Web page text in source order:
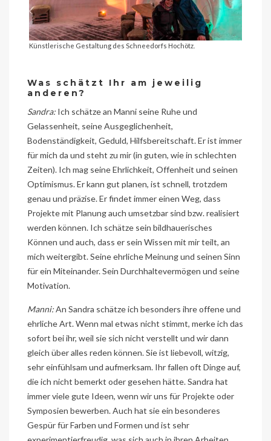
Künstlerische Gestaltung des Schneedorfs Hochötz.
Was schätzt Ihr am jeweilig
anderen?
Sandra: Ich schätze an Manni seine Ruhe und
Gelassenheit, seine Ausgeglichenheit,
Bodenständigkeit, Geduld, Hilfsbereitschaft. Er ist immer
für mich da und steht zu mir (in guten, wie in schlechten
Zeiten). Ich mag seine Ehrlichkeit, Offenheit und seinen
Optimismus. Er kann gut planen, ist schnell, trotzdem
genau und präzise. Er findet immer einen Weg, dass
Projekte mit Planung auch umsetzbar sind bzw. realisiert
werden können. Ich schätze sein bildhauerisches
Können und auch, dass er sein Wissen mit mir teilt, an
mich weitergibt. Seine ehrliche Meinung und seinen Sinn
für ein Miteinander. Sein Durchhaltevermögen und seine
Motivation.
Manni:An Sandra schätze ich besonders ihre offene und
ehrliche Art. Wenn mal etwas nicht stimmt, merke ich das
sofort bei ihr, weil sie sich nicht verstellt und wir dann
gleich über alles reden können. Sie ist liebevoll, witzig,
sehr einfühlsam und aufmerksam. Ihr fallen oft Dinge auf,
die ich nicht bemerkt oder gesehen hätte. Sandra hat
immer viele gute Ideen, wenn wir uns für Projekte oder
Symposien bewerben. Auch hat sie ein besonderes
Gespür für Farben und Formen und ist sehr